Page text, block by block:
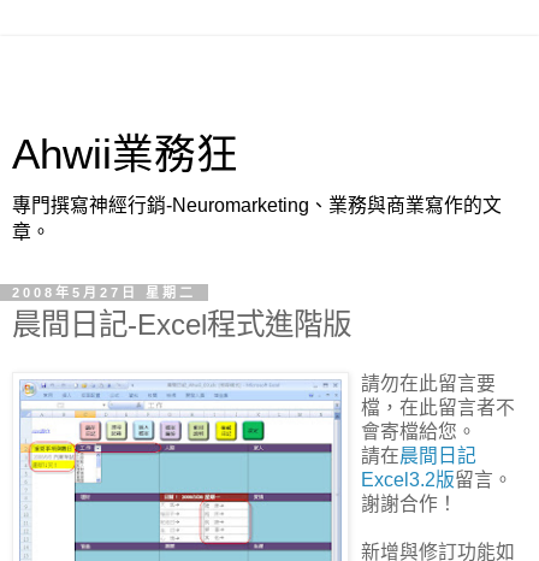
Ahwii業務狂
專門撰寫神經行銷-Neuromarketing、業務與商業寫作的文
章。
2008年5月27日 星期二
晨間日記-Excel程式進階版
請勿在此留言要
檔，在此留言者不
會寄檔給您。
請在晨間日記
Excel3.2版留言。
謝謝合作！
新增與修訂功能如